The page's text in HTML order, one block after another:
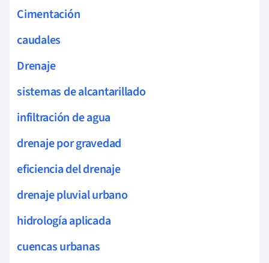
Cimentación
caudales
Drenaje
sistemas de alcantarillado
infiltración de agua
drenaje por gravedad
eficiencia del drenaje
drenaje pluvial urbano
hidrología aplicada
cuencas urbanas